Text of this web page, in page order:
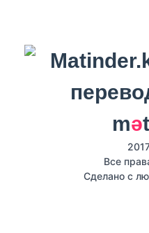
mә
Все
Сделано с